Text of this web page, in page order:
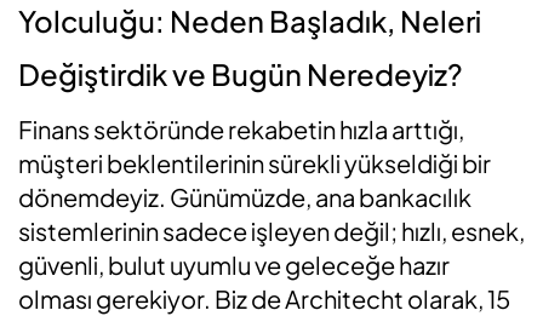
Yolculuğu: Neden Başladık, Neleri
Değiştirdik ve Bugün Neredeyiz?
Finans sektöründe rekabetin hızla arttığı,
müşteri beklentilerinin sürekli yükseldiği bir
dönemdeyiz. Günümüzde, ana bankacılık
sistemlerinin sadece işleyen değil; hızlı, esnek,
güvenli, bulut uyumlu ve geleceğe hazır
olması gerekiyor. Biz de Architecht olarak, 15